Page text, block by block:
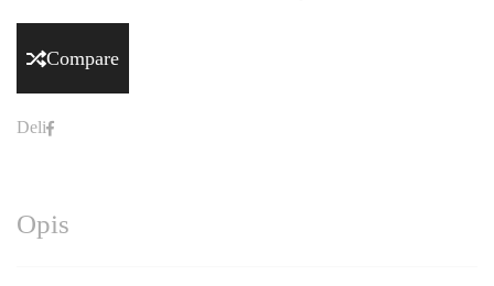
Compare
Deli
Opis